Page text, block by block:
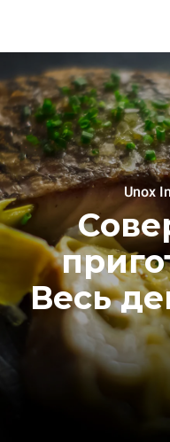
Unox
Весь